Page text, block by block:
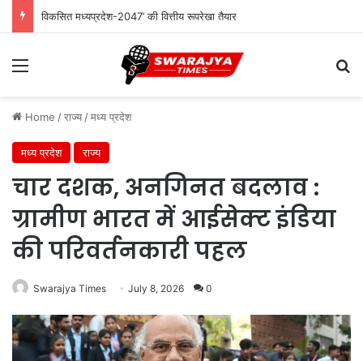
विकसित मध्यप्रदेश-2047’ की वित्तीय रूपरेखा तैयार
Menu
Home /राज्य /मध्य प्रदेश
मध्य प्रदेश राज्य
चार दशक, अनगिनत बदलाव :
ग्रामीण भारत में आईसेक्ट इंडिया
की परिवर्तनकारी पहल
Swarajya Times July 8, 2026 0